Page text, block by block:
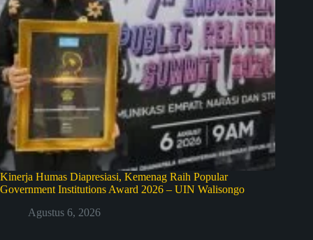
Kinerja Humas Diapresiasi, Kemenag Raih Popular
Government Institutions Award 2026 – UIN Walisongo
Agustus 6, 2026